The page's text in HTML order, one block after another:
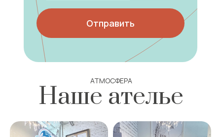
Отправить
АТМОСФЕРА
Наше ателье